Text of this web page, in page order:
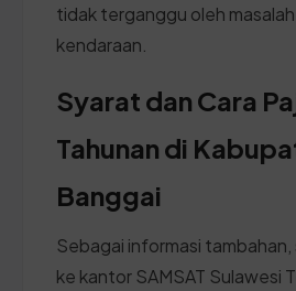
tidak terganggu oleh
kendaraan.
Syarat dan Cara
Tahunan di
Banggai
Sebagai informasi
ke kantor SAMSAT Sulawesi